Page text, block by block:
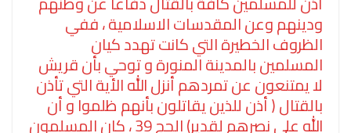
ودينهم وعن المقدسات الاسلامية ، ففي
الظروف الخطيرة التي كانت تهدد كيان
المسلمين بالمدينة المنورة و توحي بأن قريش
لا يمتنعون عن تمردهم أنزل الله الأية التي تأذن
بالقتال ( أذن للذين يقاتلون بأنهم ظلموا و أن
الله على نصرهم لقدير) الحج 39 ، كان المسلمون